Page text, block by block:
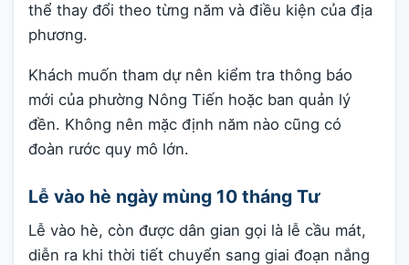
thể thay đổi theo từng năm và điều kiện của địa
phương.
Khách muốn tham dự nên kiểm tra thông báo
mới của phường Nông Tiến hoặc ban quản lý
đền. Không nên mặc định năm nào cũng có
đoàn rước quy mô lớn.
Lễ vào hè ngày mùng 10 tháng Tư
Lễ vào hè, còn được dân gian gọi là lễ cầu mát,
diễn ra khi thời tiết chuyển sang giai đoạn nắng